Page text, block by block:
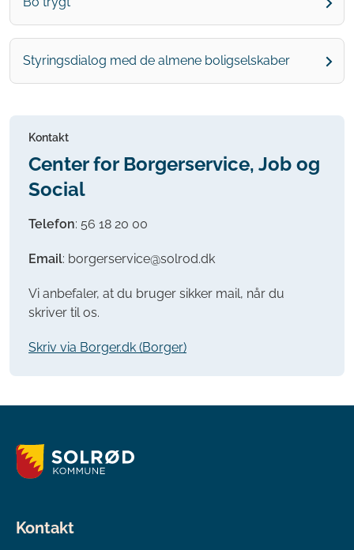
Styringsdialog med de almene boligselskaber
Kontakt
Center for Borgerservice, Job og
Social
Telefon: 56 18 20 00
Email: borgerservice@solrod.dk
Vi anbefaler, at du bruger sikker mail, når du
skriver til os.
Skriv via Borger.dk (Borger)
Kontakt